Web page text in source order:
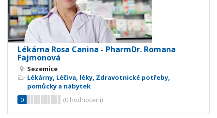
Lékárna Rosa Canina - PharmDr. Romana
Fajmonová
Sezemice
Lékárny, Léčiva, léky, Zdravotnické potřeby,
pomůcky a nábytek
0
(0 hodnocení)